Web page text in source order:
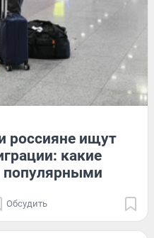
россияне ищут
какие
популярными
Обсудить